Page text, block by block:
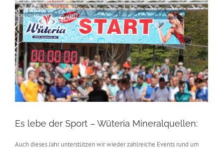
Zeige
grösseres
Bild
Es lebe der Sport – Wüteria Mineralquellen:
Auch dieses Jahr unterstützen wir wieder zahlreiche Events rund um